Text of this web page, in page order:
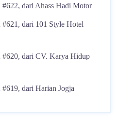
dari Ahass Hadi Motor
dari 101 Style Hotel
dari CV. Karya Hidup
dari Harian Jogja